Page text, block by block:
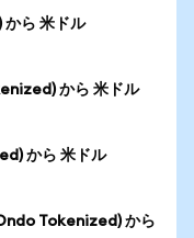
ら 米ドル
から 米ドル
から 米ドル
Tokenized) から